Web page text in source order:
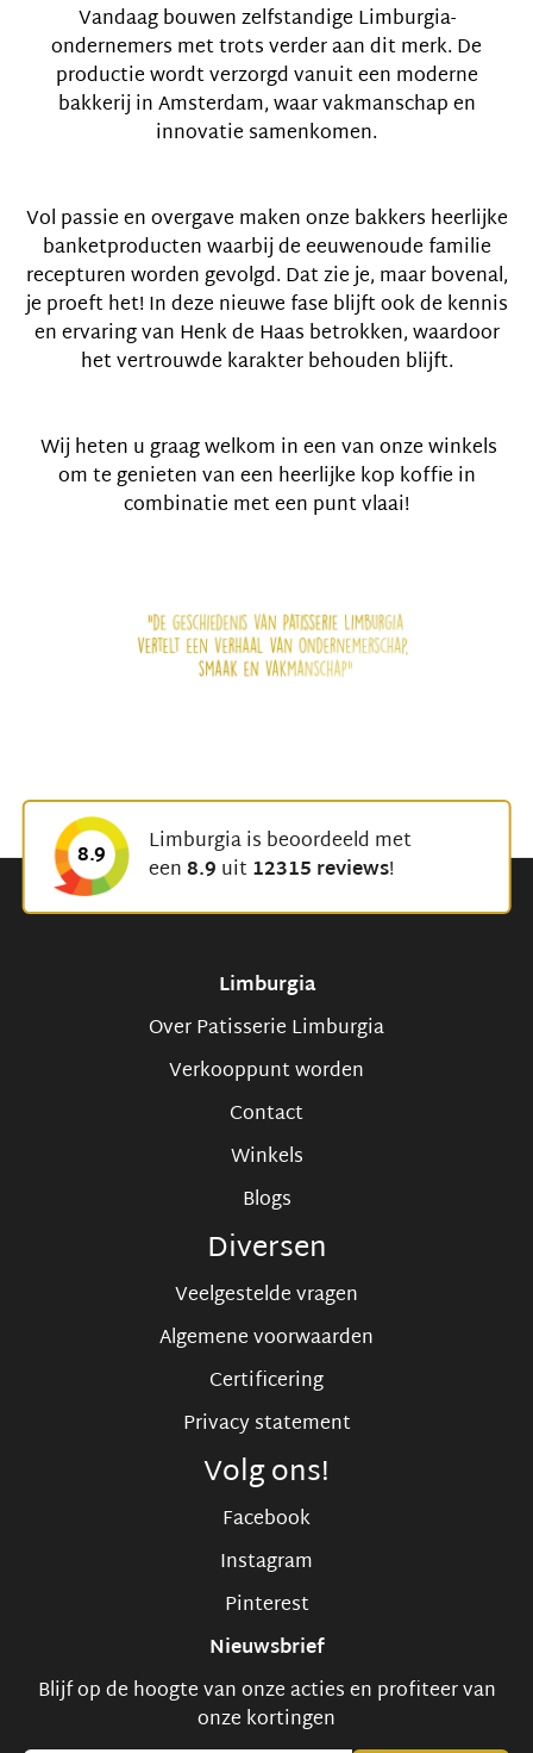
Vandaag bouwen zelfstandige Limburgia-
ondernemers met trots verder aan dit merk. De
productie wordt verzorgd vanuit een moderne
bakkerij in Amsterdam, waar vakmanschap en
innovatie samenkomen.
Vol passie en overgave maken onze bakkers heerlijke
banketproducten waarbij de eeuwenoude familie
recepturen worden gevolgd. Dat zie je, maar bovenal,
je proeft het! In deze nieuwe fase blijft ook de kennis
en ervaring van Henk de Haas betrokken, waardoor
het vertrouwde karakter behouden blijft.
Wij heten u graag welkom in een van onze winkels
om te genieten van een heerlijke kop koffie in
combinatie met een punt vlaai!
8.9
Limburgia is beoordeeld met
een8.9 uit12315 reviews!
Limburgia
Over Patisserie Limburgia
Verkooppunt worden
Contact
Winkels
Blogs
Diversen
Veelgestelde vragen
Algemene voorwaarden
Certificering
Privacy statement
Volg ons!
Facebook
Instagram
Pinterest
Nieuwsbrief
Blijf op de hoogte van onze acties en profiteer van
onze kortingen